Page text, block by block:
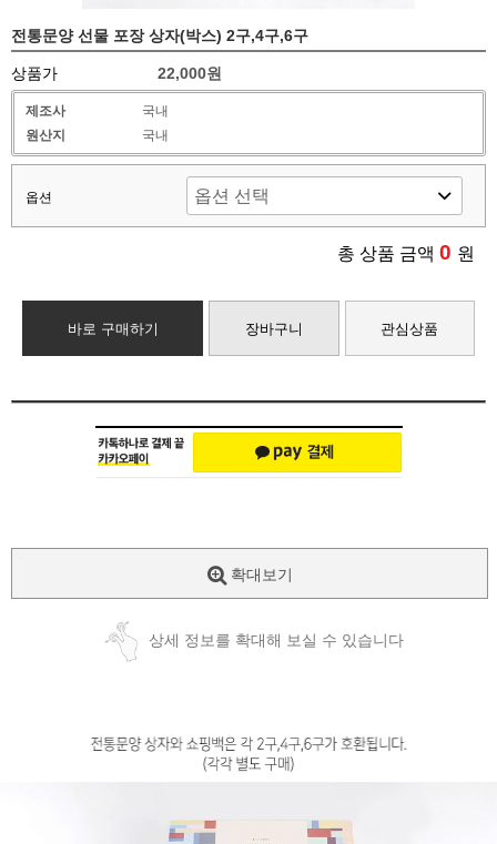
전통문양 선물 포장 상자(박스) 2구,4구,6구
상품가 22,000원
제조사
국내
원산지
국내
옵션
총 상품 금액 0 원
바로 구매하기 장바구니 관심상품
확대보기
상세 정보를 확대해 보실 수 있습니다